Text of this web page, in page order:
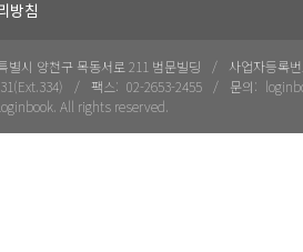
방침
별시 양천구 목동서로 211 범문빌딩
사업자등록
팩스: 02-2653-2455 문의:
All rights reserved.